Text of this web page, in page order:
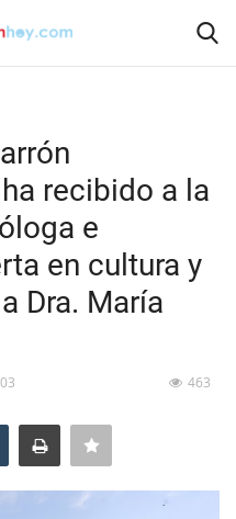
recibido a la
e
en cultura y
Dra. María
463